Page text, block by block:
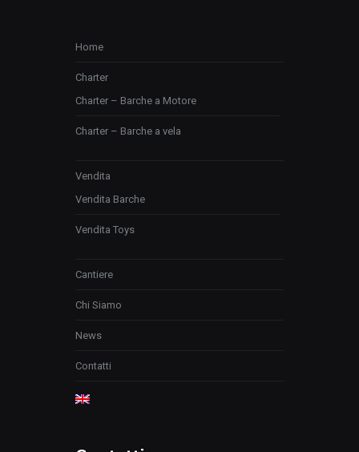
Home
Charter
Charter – Barche a Motore
Charter – Barche a vela
Vendita
Vendita Barche
Vendita Toys
Cantiere
Chi Siamo
News
Contatti